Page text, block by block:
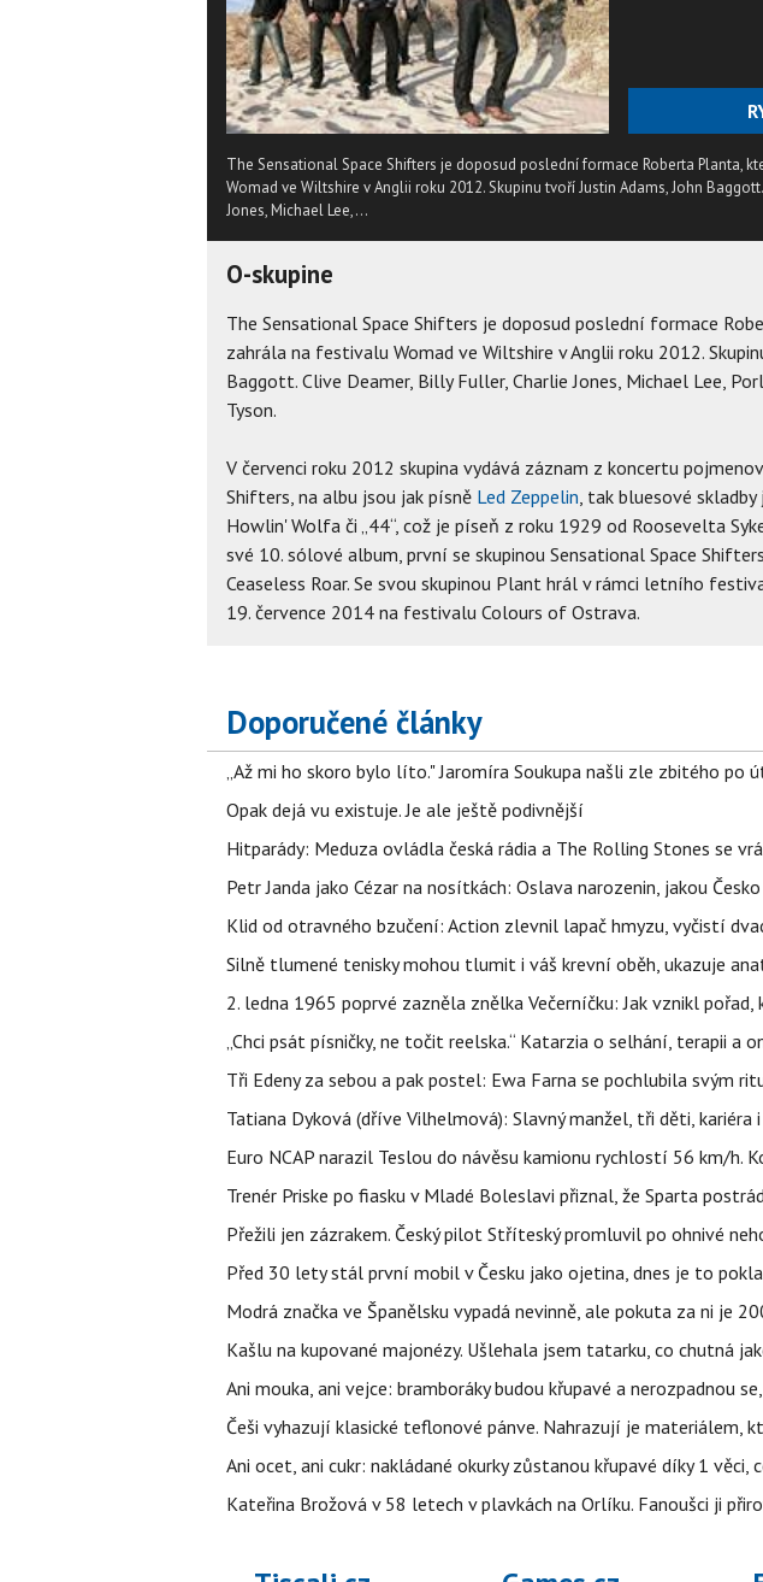
The Sensational Space Shifters je doposud poslední formace Roberta Planta,
Womad ve Wiltshire v Anglii roku 2012. Skupinu tvoří Justin Adams, John
Jones, Michael Lee,...
O-skupine
The Sensational Space Shifters je doposud poslední formace
zahrála na festivalu Womad ve Wiltshire v Anglii roku 2012.
Baggott. Clive Deamer, Billy Fuller, Charlie Jones, Michael Lee,
Tyson.
V červenci roku 2012 skupina vydává záznam z koncertu
Shifters, na albu jsou jak písně Led Zeppelin, tak bluesové
Howlin' Wolfa či „44“, což je píseň z roku 1929 od Roosevelta
své 10. sólové album, první se skupinou Sensational Space
Ceaseless Roar. Se svou skupinou Plant hrál v rámci letního
19. července 2014 na festivalu Colours of Ostrava.
Doporučené články
„Až mi ho skoro bylo líto." Jaromíra Soukupa našli zle zbitého po
Opak dejá vu existuje. Je ale ještě podivnější
Hitparády: Meduza ovládla česká rádia a The Rolling Stones se
Petr Janda jako Cézar na nosítkách: Oslava narozenin, jakou
Klid od otravného bzučení: Action zlevnil lapač hmyzu, vyčistí
Silně tlumené tenisky mohou tlumit i váš krevní oběh, ukazuje
2. ledna 1965 poprvé zazněla znělka Večerníčku: Jak vznikl
„Chci psát písničky, ne točit reelska.“ Katarzia o selhání, terapii a
Tři Edeny za sebou a pak postel: Ewa Farna se pochlubila svým
Tatiana Dyková (dříve Vilhelmová): Slavný manžel, tři děti,
Euro NCAP narazil Teslou do návěsu kamionu rychlostí 56 km/h.
Trenér Priske po fiasku v Mladé Boleslavi přiznal, že Sparta
Přežili jen zázrakem. Český pilot Stříteský promluvil po ohnivé
Před 30 lety stál první mobil v Česku jako ojetina, dnes je to
Modrá značka ve Španělsku vypadá nevinně, ale pokuta za ni je
Kašlu na kupované majonézy. Ušlehala jsem tatarku, co chutná
Ani mouka, ani vejce: bramboráky budou křupavé a nerozpadnou
Češi vyhazují klasické teflonové pánve. Nahrazují je materiálem,
Ani ocet, ani cukr: nakládané okurky zůstanou křupavé díky 1 věci,
Kateřina Brožová v 58 letech v plavkách na Orlíku. Fanoušci ji